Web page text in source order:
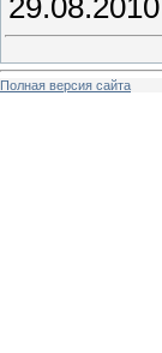
29.08.2010
Полная версия сайта